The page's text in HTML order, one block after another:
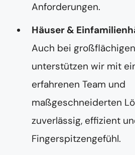
Anforderungen.
Häuser &
Auch bei
unterstützen wir mit
erfahrenen Team und
maßgeschneiderten
zuverlässig, effizient
Fingerspitzengefühl.